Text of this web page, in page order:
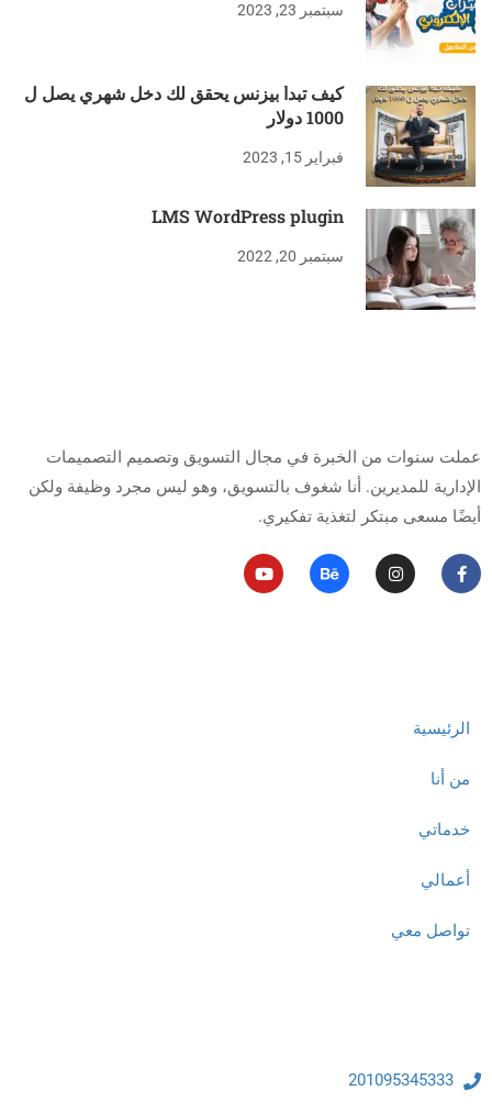
سبتمبر 23, 2023
كيف تبدأ بيزنس يحقق لك دخل شهري يصل ل
1000 دولار
فبراير 15, 2023
LMS WordPress plugin
سبتمبر 20, 2022
عملت سنوات من الخبرة في مجال التسويق وتصميم التصميمات
الإدارية للمديرين. أنا شغوف بالتسويق، وهو ليس مجرد وظيفة ولكن
أيضًا مسعى مبتكر لتغذية تفكيري.
الرئيسية
من أنا
خدماتي
أعمالي
تواصل معي
201095345333